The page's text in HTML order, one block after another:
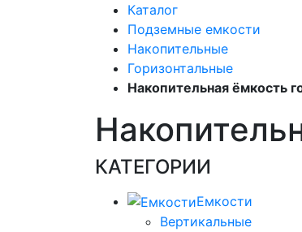
Каталог
Подземные емкости
Накопительные
Горизонтальные
Накопительная ёмкость
КАТЕГОРИИ
Емкости
Вертикальные